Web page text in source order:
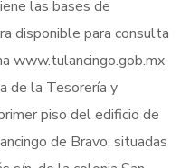
las bases de
disponible para consulta
www.tulancingo.gob.mx
de la Tesorería y
piso del edificio de
de Bravo, situadas